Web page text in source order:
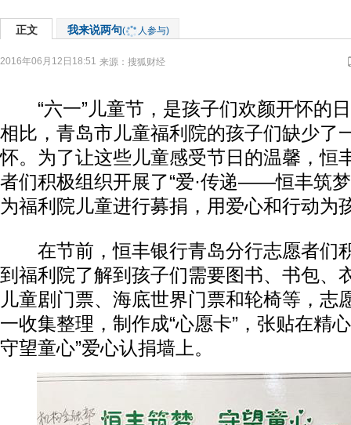
正文 我来说两句( 人参与)
2016年06月12日18:51 来源： 搜狐财经
“六一”儿童节，是孩子们欢颜开怀的
相比，青岛市儿童福利院的孩子们缺少了
怀。为了让这些儿童感受节日的温馨，恒
者们积极组织开展了“爱·传递——恒丰筑
为福利院儿童进行募捐，用爱心和行动为
在节前，恒丰银行青岛分行志愿者们
到福利院了解到孩子们需要图书、书包、
儿童剧门票、海底世界门票和轮椅等，志
一收集整理，制作成“心愿卡”，张贴在精
守望童心”爱心认捐墙上。